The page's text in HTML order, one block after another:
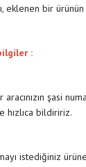
bir
:
aracınızın şasi
hızlıca bildiririz.
istediğiniz